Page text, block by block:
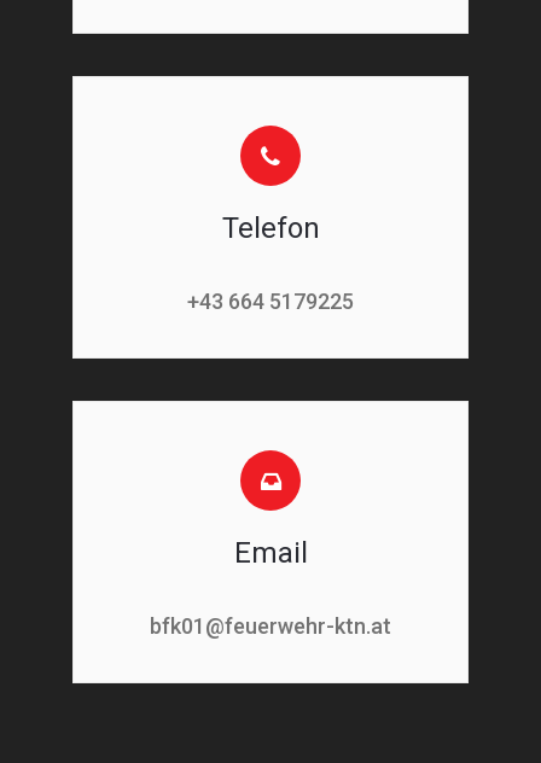
Telefon
+43 664 5179225
Email
bfk01@feuerwehr-ktn.at